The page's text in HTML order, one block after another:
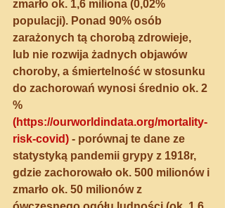
zmarło ok. 1,6 miliona (0,02%
populacji). Ponad 90% osób
zarażonych tą chorobą zdrowieje,
lub nie rozwija żadnych objawów
choroby, a śmiertelność w stosunku
do zachorowań wynosi średnio ok. 2
%
(https://ourworldindata.org/mortality-
risk-covid) - porównaj te dane ze
statystyką pandemii grypy z 1918r,
gdzie zachorowało ok. 500 milionów i
zmarło ok. 50 milionów z